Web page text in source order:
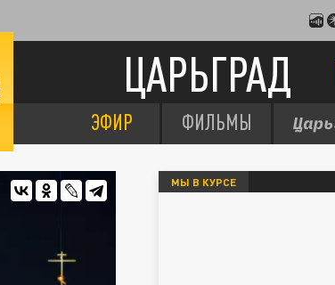
ЦАРЬГРАД
ЭФИР ФИЛЬМЫ
МЫ В КУРСЕ